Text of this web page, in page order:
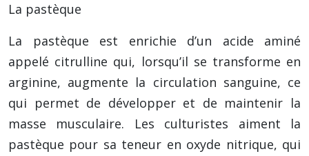
La pastèque
La pastèque est enrichie d’un acide aminé
appelé citrulline qui, lorsqu’il se transforme en
arginine, augmente la circulation sanguine, ce
qui permet de développer et de maintenir la
masse musculaire. Les culturistes aiment la
pastèque pour sa teneur en oxyde nitrique, qui